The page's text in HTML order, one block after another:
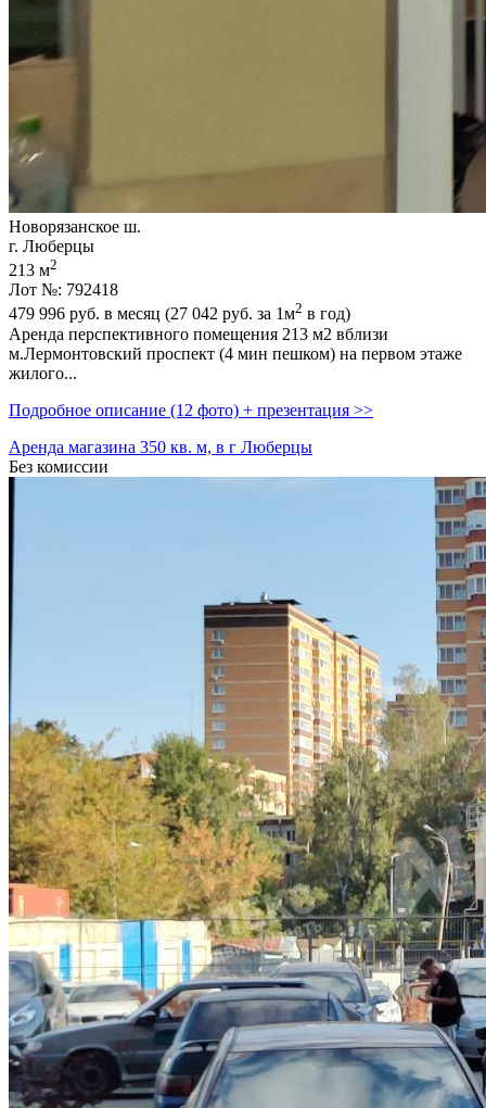
Новорязанское ш.
г. Люберцы
213 м2
Лот №: 792418
479 996 руб. в месяц (27 042 руб. за 1м2 в год)
Аренда перспективного помещения 213 м2 вблизи
м.Лермонтовский проспект (4 мин пешком) на пеpвом этaже
жилогo...
Подробное описание (12 фото) + презентация >>
Аренда магазина 350 кв. м, в г Люберцы
Без комиссии